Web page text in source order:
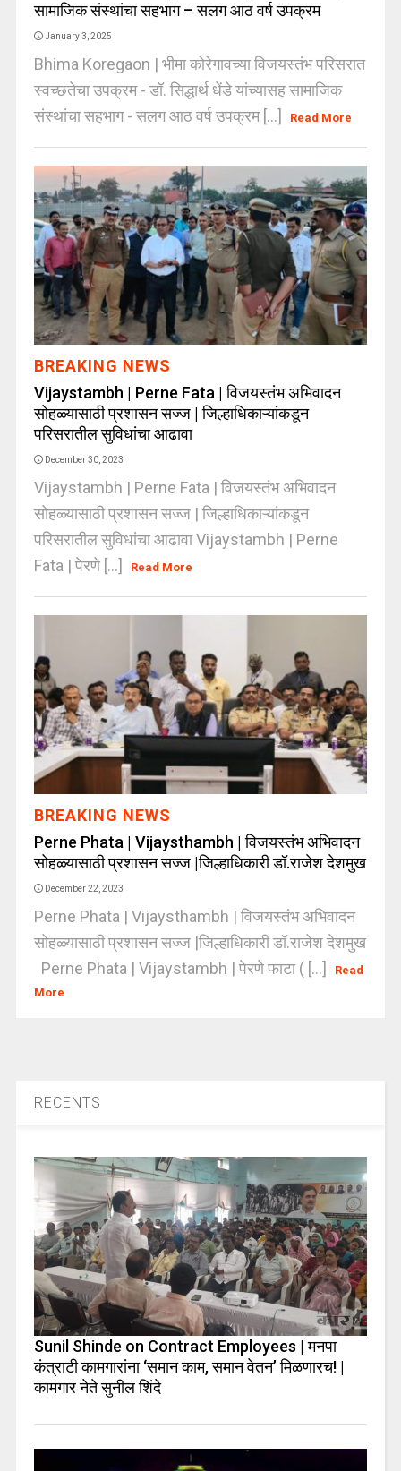
सामाजिक संस्थांचा सहभाग – सलग आठ वर्ष उपक्रम
January 3, 2025
Bhima Koregaon | भीमा कोरेगावच्या विजयस्तंभ परिसरात
स्वच्छतेचा उपक्रम - डॉ. सिद्धार्थ धेंडे यांच्यासह सामाजिक
संस्थांचा सहभाग - सलग आठ वर्ष उपक्रम [...]
Read More
BREAKING NEWS
Vijaystambh | Perne Fata | विजयस्तंभ अभिवादन
सोहळ्यासाठी प्रशासन सज्ज | जिल्हाधिकाऱ्यांकडून
परिसरातील सुविधांचा आढावा
December 30, 2023
Vijaystambh | Perne Fata | विजयस्तंभ अभिवादन
सोहळ्यासाठी प्रशासन सज्ज | जिल्हाधिकाऱ्यांकडून
परिसरातील सुविधांचा आढावा Vijaystambh | Perne
Fata | पेरणे [...]
Read More
BREAKING NEWS
Perne Phata | Vijaysthambh | विजयस्तंभ अभिवादन
सोहळ्यासाठी प्रशासन सज्ज |जिल्हाधिकारी डॉ.राजेश देशमुख
December 22, 2023
Perne Phata | Vijaysthambh | विजयस्तंभ अभिवादन
सोहळ्यासाठी प्रशासन सज्ज |जिल्हाधिकारी डॉ.राजेश देशमुख
Perne Phata | Vijaystambh | पेरणे फाटा ( [...]
Read
More
RECENTS
Sunil Shinde on Contract Employees | मनपा
कंत्राटी कामगारांना ‘समान काम, समान वेतन’ मिळणारच! |
कामगार नेते सुनील शिंदे